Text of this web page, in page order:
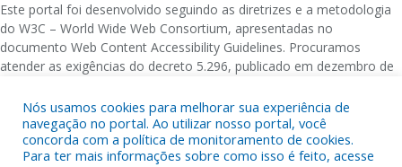
Nós usamos cookies para melhorar sua experiência de
navegação no portal. Ao utilizar nosso portal, você
concorda com a política de monitoramento de cookies.
Para ter mais informações sobre como isso é feito, acesse
Este portal foi desenvolvido seguindo as diretrizes e a metodologia
do W3C – World Wide Web Consortium, apresentadas no
documento Web Content Accessibility Guidelines. Procuramos
atender as exigências do decreto 5.296, publicado em dezembro de
eletrônicos da administração pública na rede mundial de
computadores para o uso das pessoas com necessidades especiais,
garantindo-lhes o pleno acesso aos conteúdos disponíveis.